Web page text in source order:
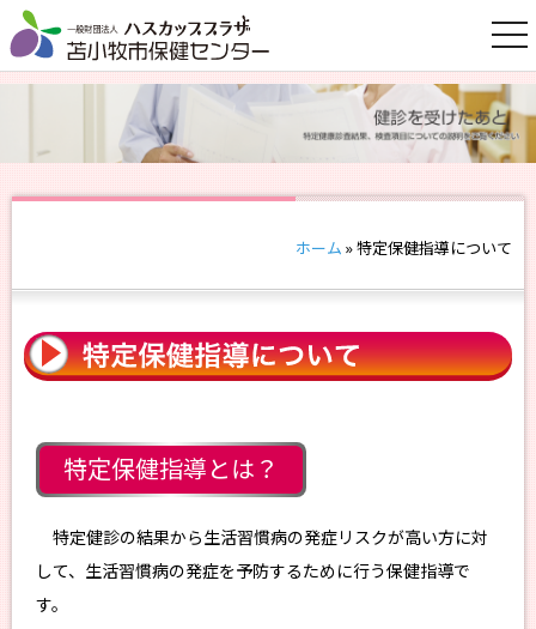
ホーム »特定保健指導について
特定保健指導とは？
特定健診の結果から生活習慣病の発症リスクが高い方に対
して、生活習慣病の発症を予防するために行う保健指導で
す。